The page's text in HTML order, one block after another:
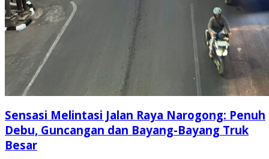
Sensasi Melintasi Jalan Raya Narogong: Penuh
Debu, Guncangan dan Bayang-Bayang Truk
Besar